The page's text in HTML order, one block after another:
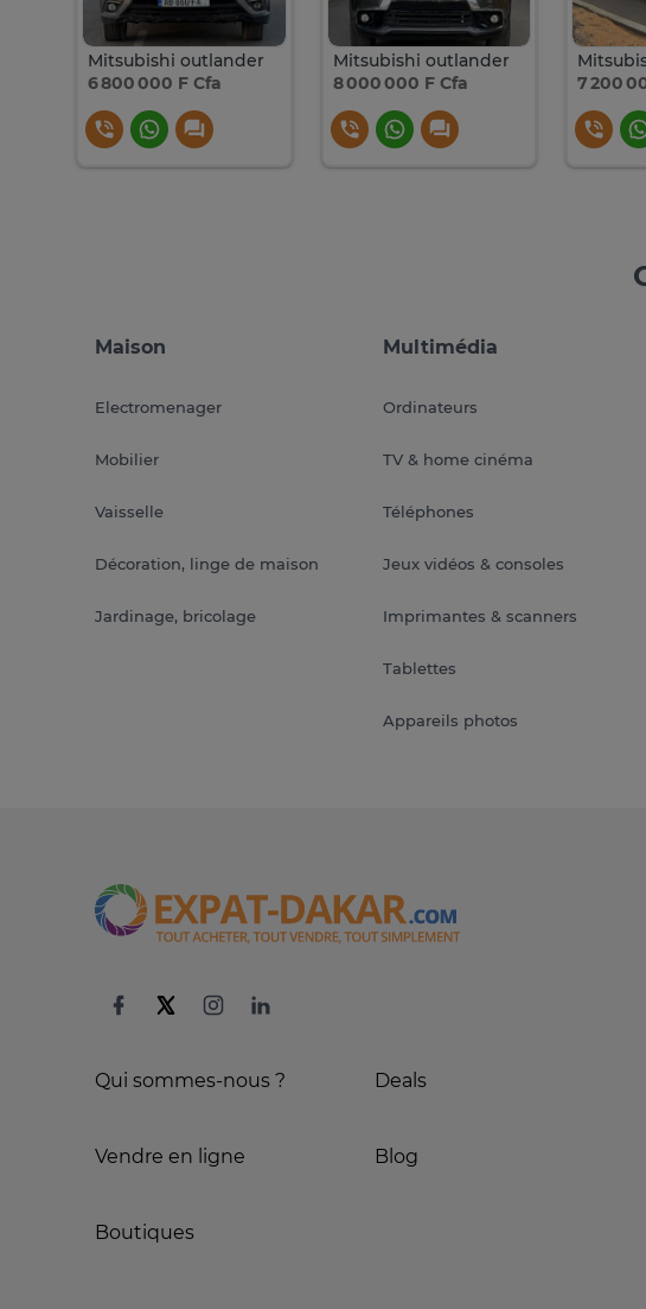
Mitsubishi outlander
6 800 000 F Cfa
Mitsubishi outlander
8 000 000 F Cfa
7 200
Maison
Electromenager
Mobilier
Vaisselle
Décoration, linge de maison
Jardinage, bricolage
Multimédia
Ordinateurs
TV & home cinéma
Téléphones
Jeux vidéos & consoles
Imprimantes & scanners
Tablettes
Appareils photos
Qui sommes-nous ?
Vendre en ligne
Boutiques
Deals
Blog